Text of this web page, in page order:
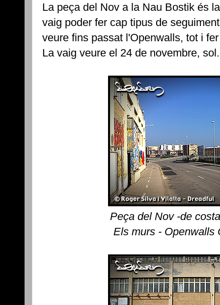
La peça del Nov a la Nau Bostik és
vaig poder fer cap tipus de
veure fins passat l'Openwalls, tot i
La vaig veure el 24 de novembre, sol.
Peça del Nov -de
Els murs - Openwalls